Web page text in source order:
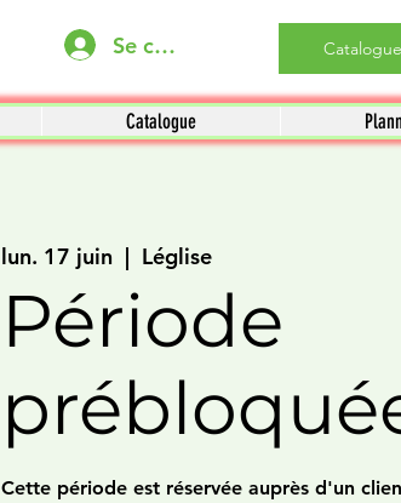
Se connecter Catalogue
Catalogue
lun. 17 juin
  |
Léglise
Période
Cette période est réservée auprès d'un